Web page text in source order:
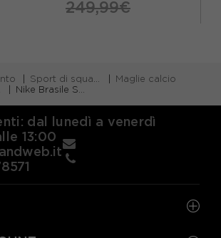
249,99€
Sport di squadra
Maglie calcio
Nike Brasile Strike Maglia Maniche Corte Blu Verde Oro Uomo
dal lunedì a venerdì
13:00